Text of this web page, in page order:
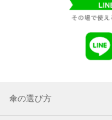
傘の選び方